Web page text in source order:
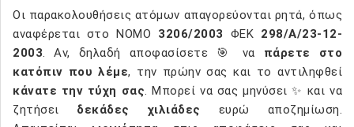
Οι παρακολουθήσεις ατόμων απαγορεύονται ρητά, όπως
αναφέρεται στο ΝΟΜΟ 3206/2003 ΦΕΚ 298/Α/23-12-
2003. Αν, δηλαδή αποφασίσετε 🎯 να πάρετε στο
κατόπιν που λέμε, την πρώην σας και το αντιληφθεί
κάνατε την τύχη σας. Μπορεί να σας μηνύσει ✨ και να
ζητήσει δεκάδες χιλιάδες ευρώ αποζημίωση.